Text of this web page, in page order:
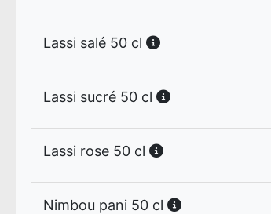
Lassi salé 50 cl
Lassi sucré 50 cl
Lassi rose 50 cl
Nimbou pani 50 cl